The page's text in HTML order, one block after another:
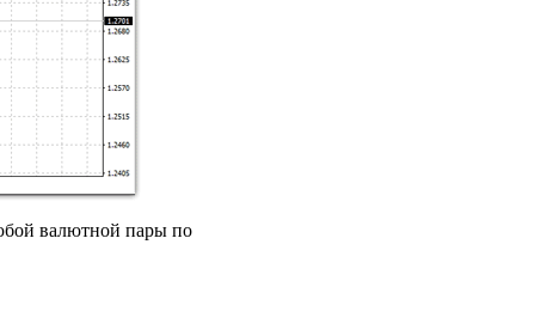
валютной пары по